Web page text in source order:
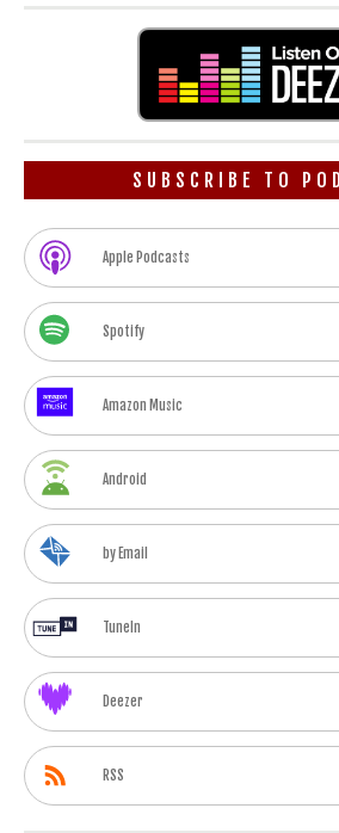
SUBSCRIBE TO
Apple Podcasts
Spotify
Amazon Music
Android
by Email
TuneIn
Deezer
RSS